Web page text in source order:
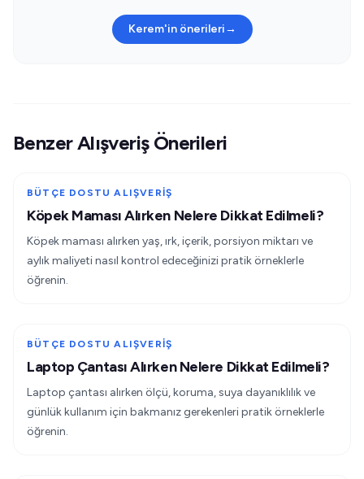
Kerem'in önerileri→
Benzer Alışveriş Önerileri
BÜTÇE DOSTU ALIŞVERIŞ
Köpek Maması Alırken Nelere Dikkat Edilmeli?
Köpek maması alırken yaş, ırk, içerik, porsiyon miktarı ve
aylık maliyeti nasıl kontrol edeceğinizi pratik örneklerle
öğrenin.
BÜTÇE DOSTU ALIŞVERIŞ
Laptop Çantası Alırken Nelere Dikkat Edilmeli?
Laptop çantası alırken ölçü, koruma, suya dayanıklılık ve
günlük kullanım için bakmanız gerekenleri pratik örneklerle
öğrenin.